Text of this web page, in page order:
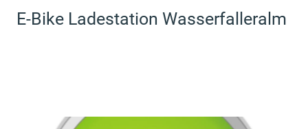
E-Bike Ladestation Wasserfalleralm